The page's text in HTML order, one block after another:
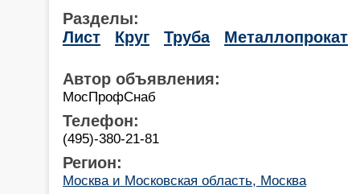
Разделы:
Лист
Круг Труба Металлопрокат
Автор объявления:
МосПрофСнаб
Телефон:
(495)-380-21-81
Регион:
Москва и Московская область, Москва